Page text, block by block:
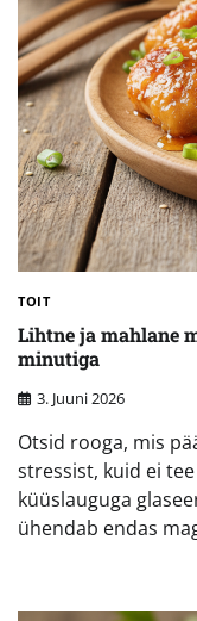
TOIT
Lihtne ja mahlane
minutiga
3. Juuni 2026
Otsid rooga, mis
stressist, kuid ei
küüslauguga
ühendab endas